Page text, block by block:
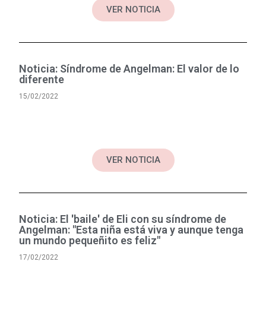
VER NOTICIA
Noticia: Síndrome de Angelman: El valor de lo
diferente
15/02/2022
VER NOTICIA
Noticia: El 'baile' de Eli con su síndrome de
Angelman: "Esta niña está viva y aunque tenga
un mundo pequeñito es feliz"
17/02/2022